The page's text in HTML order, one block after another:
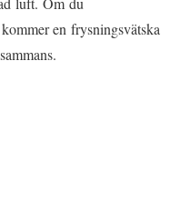
en frysningsvätska